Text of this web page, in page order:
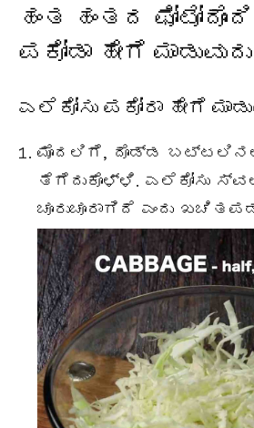
ಹಂತ ಹಂತದ
ಪಕೋಡಾ ಹೇಗೆ
ಎಲೆಕೋಸು ಪಕೋರಾ ಹೇಗೆ
ಮೊದಲಿಗೆ, ದೊಡ್ಡ
ತೆಗೆದುಕೊಳ್ಳಿ. ಎಲೆಕೋಸು
ಚೂರುಚೂರಾಗಿದೆ ಎಂದು